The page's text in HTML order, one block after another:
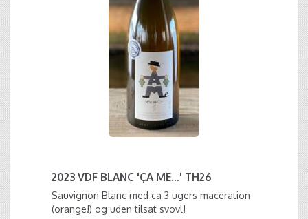
2023 VDF BLANC 'ÇA ME...' TH26
Sauvignon Blanc med ca 3 ugers maceration
(orange!) og uden tilsat svovl!